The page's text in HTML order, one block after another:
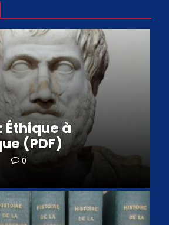
Éthique à
(PDF)
0